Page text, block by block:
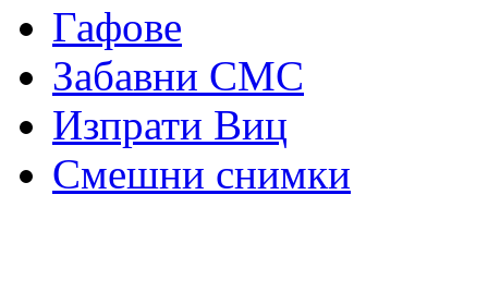
Гафове
Забавни СМС
Изпрати Виц
Смешни снимки